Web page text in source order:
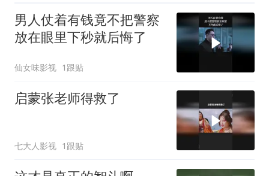
男人仗着有钱竟不把警察
放在眼里下秒就后悔了
仙女味影视 1跟贴
启蒙张老师得救了
七大人影视 1跟贴